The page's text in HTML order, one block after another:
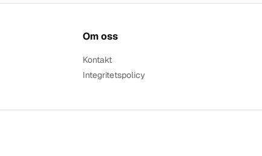
Om oss
Kontakt
Integritetspolicy